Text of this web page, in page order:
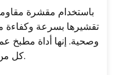
باستخدام مقشرة
تقشيرها بسرعة
وصحية. إنها أداة مطبخ
كل من المطابخ المنزلية والمطابخ التجارية.